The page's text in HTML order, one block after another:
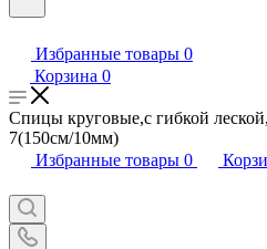
Избранные товары 0
Корзина 0
Спицы круговые,с гибкой
7(150см/10мм)
Избранные товары 0